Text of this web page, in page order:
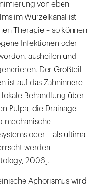
von eben
im Wurzelkanal ist
Therapie – so können
Infektionen oder
ausheilen und
Der Großteil
ist auf das Zahninnere
Behandlung über
Pulpa, die Drainage
mechanische
oder – als ultima
werden
2006].
Aphorismus wird